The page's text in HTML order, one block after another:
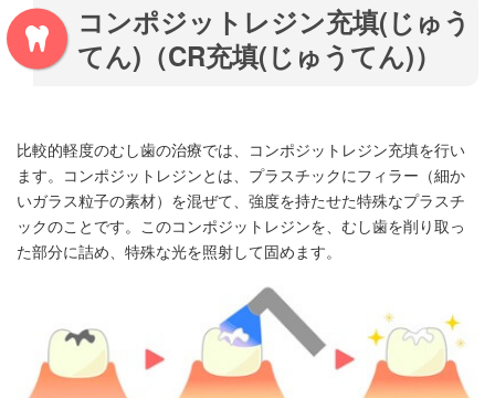
コンポジットレジン充填(じゅう
てん)（CR充填(じゅうてん)）
比較的軽度のむし歯の治療では、コンポジットレジン充填を行い
ます。コンポジットレジンとは、プラスチックにフィラー（細か
いガラス粒子の素材）を混ぜて、強度を持たせた特殊なプラスチ
ックのことです。このコンポジットレジンを、むし歯を削り取っ
た部分に詰め、特殊な光を照射して固めます。